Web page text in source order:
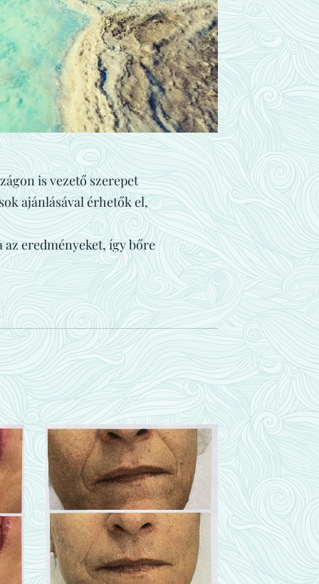
is vezető szerepet
ajánlásával érhetők el,
eredményeket, így bőre